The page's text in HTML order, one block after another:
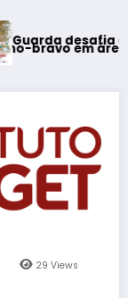
área rewilding
amantes do
29Views